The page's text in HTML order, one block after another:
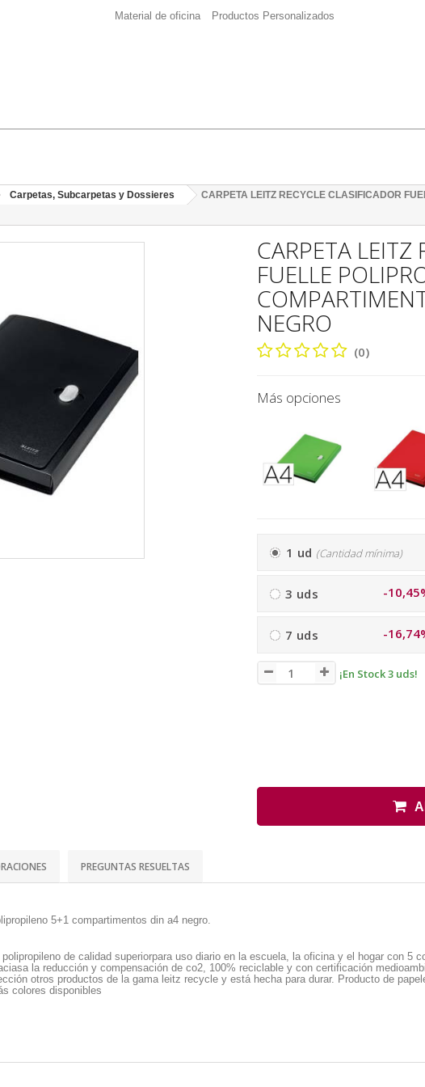
Material de oficina Productos Personalizados
Carpetas, Subcarpetas y Dossieres
CARPETA LEITZ RECYCLE CLASIFICADOR
CARPETA LEITZ
FUELLE
NEGRO
(0)
Más opciones
1 ud (Cantidad mínima)
3 uds -
7 uds -
¡En Stock 3 uds!
PREGUNTAS RESUELTAS
5+1 compartimentos din a4 negro.
de calidad superiorpara uso diario en la escuela, la oficina y el hogar con 5
la reducción y compensación de co2, 100% reciclable y con certificación
otros productos de la gama leitz recycle y está hecha para durar. Producto de
colores disponibles